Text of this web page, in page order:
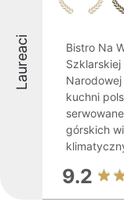
Laureaci
Bistro Na
Narodowej
kuchni
górskich
9.2